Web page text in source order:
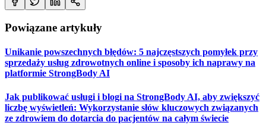
Powiązane artykuły
Unikanie powszechnych błędów: 5 najczęstszych pomyłek przy
sprzedaży usług zdrowotnych online i sposoby ich naprawy na
platformie StrongBody AI
Jak publikować usługi i blogi na StrongBody AI, aby zwiększyć
liczbę wyświetleń: Wykorzystanie słów kluczowych związanych
ze zdrowiem do dotarcia do pacjentów na całym świecie